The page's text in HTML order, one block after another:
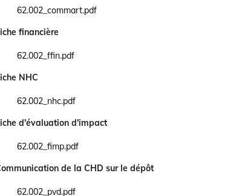
62.002_commart.pdf
Ouvrir le document 62.002_commart.pdf dans un nouvel onglet
financière
62.002_ffin.pdf
Ouvrir le document 62.002_ffin.pdf dans un nouvel onglet
NHC
62.002_nhc.pdf
Ouvrir le document 62.002_nhc.pdf dans un nouvel onglet
d'évaluation d'impact
62.002_fimp.pdf
Ouvrir le document 62.002_fimp.pdf dans un nouvel onglet
de la CHD sur le dépôt
62.002_pvd.pdf